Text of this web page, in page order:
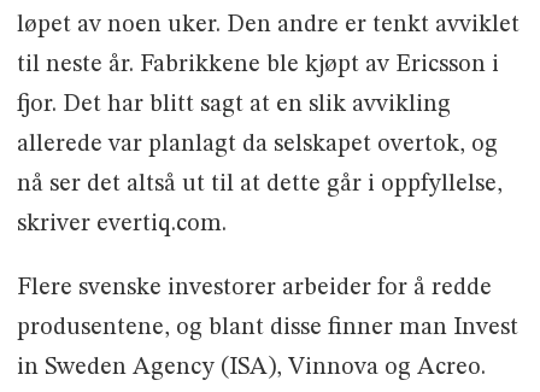
løpet av noen uker. Den andre er tenkt avviklet
til neste år. Fabrikkene ble kjøpt av Ericsson i
fjor. Det har blitt sagt at en slik avvikling
allerede var planlagt da selskapet overtok, og
nå ser det altså ut til at dette går i oppfyllelse,
skriver evertiq.com.
Flere svenske investorer arbeider for å redde
produsentene, og blant disse finner man Invest
in Sweden Agency (ISA), Vinnova og Acreo.